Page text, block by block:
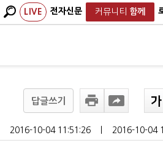
LIVE 전자신문 커뮤니티 함께
답글쓰기
2016-10-04 11:51:26 2016-10-04